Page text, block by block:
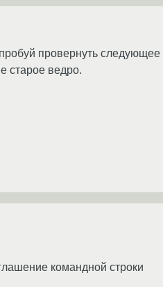
провернуть следующее
старое ведро.
командной строки